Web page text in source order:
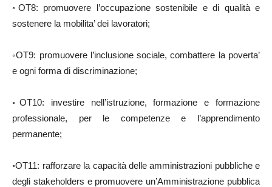
◦OT8: promuovere l’occupazione sostenibile e di qualità e
sostenere la mobilita’ dei lavoratori;
◦OT9: promuovere l’inclusione sociale, combattere la poverta’
e ogni forma di discriminazione;
◦OT10: investire nell’istruzione, formazione e formazione
professionale, per le competenze e l’apprendimento
permanente;
◦OT11: rafforzare la capacità delle amministrazioni pubbliche e
degli stakeholders e promuovere un’Amministrazione pubblica